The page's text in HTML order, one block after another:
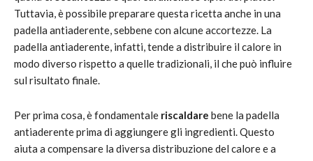
Tuttavia, è possibile preparare questa ricetta anche in una
padella antiaderente, sebbene con alcune accortezze. La
padella antiaderente, infatti, tende a distribuire il calore in
modo diverso rispetto a quelle tradizionali, il che può influire
sul risultato finale.
Per prima cosa, è fondamentale riscaldare bene la padella
antiaderente prima di aggiungere gli ingredienti. Questo
aiuta a compensare la diversa distribuzione del calore e a